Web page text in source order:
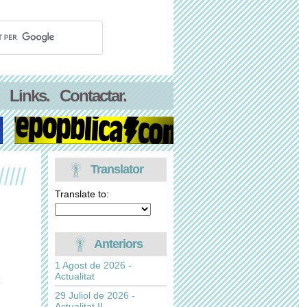
Links. Contactar.
Translator
Translate to:
Anteriors
1 Agost de 2026 -
Actualitat
29 Juliol de 2026 -